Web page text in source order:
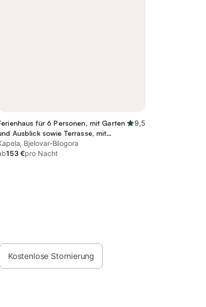
für 6 Personen, mit Garten
Ausblick sowie Terrasse, mit
9,5
Bjelovar-Bilogora
153 €pro Nacht
Kostenlose Stornierung